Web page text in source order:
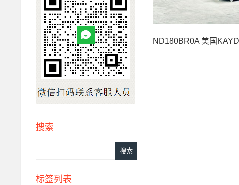
搜索
标签列表
ND180BR0A 美国